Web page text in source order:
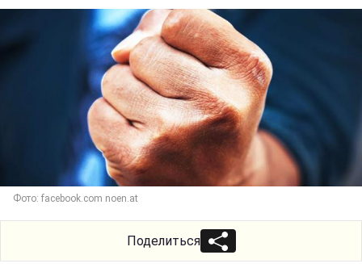
Фото: facebook.com noen.at
Поделиться